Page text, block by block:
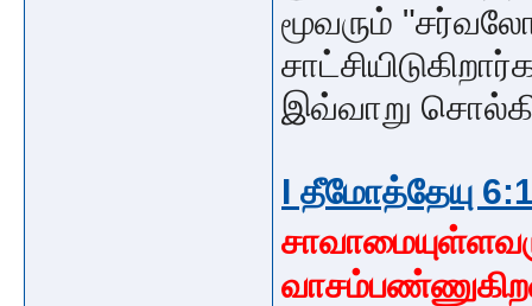
மூவரும்
இவ்வாறு
I தீமோத்தேயு